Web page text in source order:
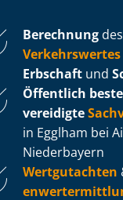
Berechnung des
Verkehrswertes
Erbschaft und
Öffentlich
vereidigte
in Egglham bei
Niederbayern
Wertgutachten